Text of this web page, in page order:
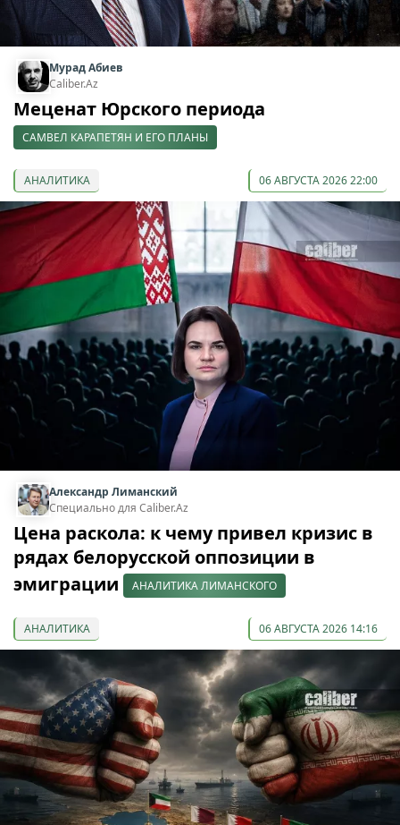
Мурад Абиев
Caliber.Az
Меценат Юрского периода
САМВЕЛ КАРАПЕТЯН И ЕГО ПЛАНЫ
АНАЛИТИКА 06 АВГУСТА 2026 22:00
Александр Лиманский
Специально для Caliber.Az
Цена раскола: к чему привел кризис в
рядах белорусской оппозиции в
эмиграции
АНАЛИТИКА ЛИМАНСКОГО
АНАЛИТИКА 06 АВГУСТА 2026 14:16